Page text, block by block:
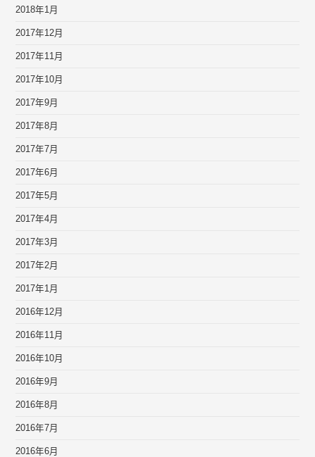
2018年1月
2017年12月
2017年11月
2017年10月
2017年9月
2017年8月
2017年7月
2017年6月
2017年5月
2017年4月
2017年3月
2017年2月
2017年1月
2016年12月
2016年11月
2016年10月
2016年9月
2016年8月
2016年7月
2016年6月